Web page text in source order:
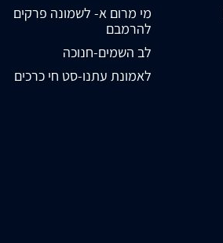
מי מרום א- לשמונה פרקים
להרמבם
לב השמים-חנוכה
לאמונת עתנו-סט חי כרכים